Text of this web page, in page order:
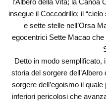
l’Albero della Vita; la Canoa
insegue il Coccodrillo; il
e sette stelle nell’Orsa
egocentrici Sette Macao
Detto in modo semplificato,
storia del sorgere
sorgere dell’egoismo il
inferiori pericolosi che